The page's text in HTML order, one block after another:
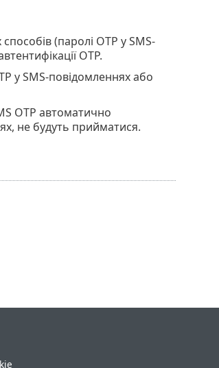
(паролі OTP у SMS-
OTP.
у SMS-повідомленнях або
OTP автоматично
не будуть прийматися.